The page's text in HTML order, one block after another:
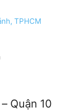
TPHCM
Quận 10